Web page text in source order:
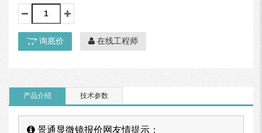
询底价 在线工程师
产品介绍 技术参数
景通显微镜报价网友情提示：